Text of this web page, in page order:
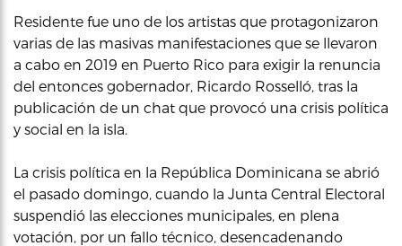
Residente fue uno de los artistas que protagonizaron
varias de las masivas manifestaciones que se llevaron
a cabo en 2019 en Puerto Rico para exigir la renuncia
del entonces gobernador, Ricardo Rosselló, tras la
publicación de un chat que provocó una crisis política
y social en la isla.
La crisis política en la República Dominicana se abrió
el pasado domingo, cuando la Junta Central Electoral
suspendió las elecciones municipales, en plena
votación, por un fallo técnico, desencadenando